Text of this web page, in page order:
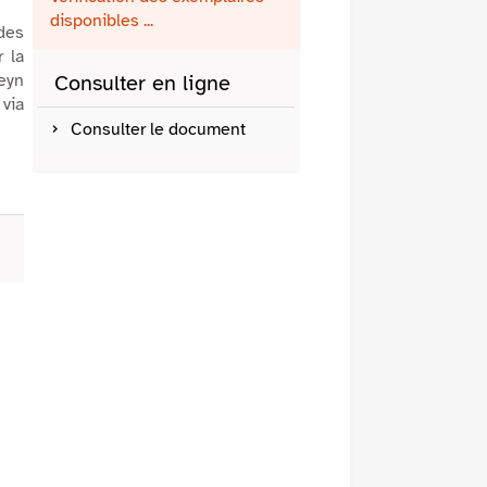
la
disponibles ...
Consulter en ligne
Consulter le document